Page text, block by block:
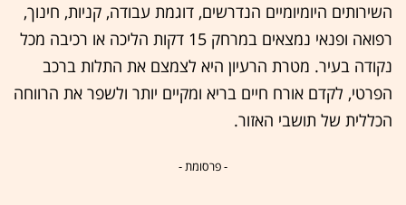
השירותים היומיומיים הנדרשים, דוגמת עבודה, קניות, חינוך,
רפואה ופנאי נמצאים במרחק 15 דקות הליכה או רכיבה מכל
נקודה בעיר. מטרת הרעיון היא לצמצם את התלות ברכב
הפרטי, לקדם אורח חיים בריא ומקיים יותר ולשפר את הרווחה
הכללית של תושבי האזור.
- פרסומת -